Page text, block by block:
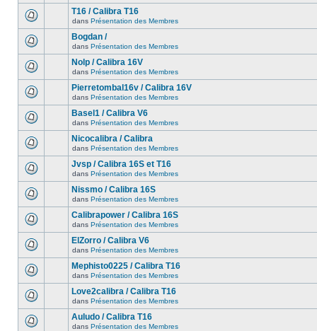
T16 / Calibra T16
dans Présentation des Membres
Bogdan /
dans Présentation des Membres
Nolp / Calibra 16V
dans Présentation des Membres
Pierretombal16v / Calibra 16V
dans Présentation des Membres
Basel1 / Calibra V6
dans Présentation des Membres
Nicocalibra / Calibra
dans Présentation des Membres
Jvsp / Calibra 16S et T16
dans Présentation des Membres
Nissmo / Calibra 16S
dans Présentation des Membres
Calibrapower / Calibra 16S
dans Présentation des Membres
ElZorro / Calibra V6
dans Présentation des Membres
Mephisto0225 / Calibra T16
dans Présentation des Membres
Love2calibra / Calibra T16
dans Présentation des Membres
Auludo / Calibra T16
dans Présentation des Membres